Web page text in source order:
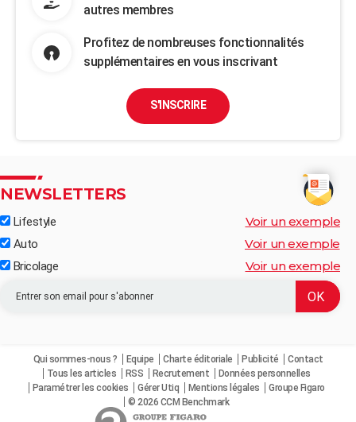
autres membres
Profitez de nombreuses fonctionnalités
supplémentaires en vous inscrivant
S'INSCRIRE
NEWSLETTERS
Lifestyle Voir un exemple
Auto Voir un exemple
Bricolage Voir un exemple
Qui sommes-nous ? Equipe Charte éditoriale Publicité
Contact
Tous les articles
RSS Recrutement
Données personnelles
Paramétrer les cookies
Gérer Utiq Mentions légales
Groupe Figaro
© 2026 CCM Benchmark